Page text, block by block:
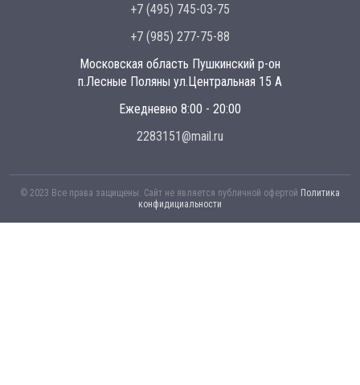
+7 (495) 745-03-75
+7 (985) 277-75-88
Московская область Пушкинский р-он
п.Лесные Поляны ул.Центральная 15 А
Ежедневно 8:00 - 20:00
2283151@mail.ru
© 2023 Все права защищены. Сайт не является публичной офертой Политика
конфидициальности